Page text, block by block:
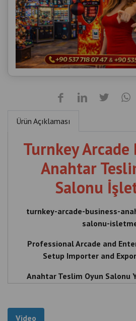
Ürün Açıklaması
Turnkey Arcade
Anahtar
Salonu
turnkey-arcade-business-
salonu-
Professional Arcade and
Setup Importer and
Anahtar Teslim Oyun Salonu
Anahtar Teslim Aile Eğlence
Video